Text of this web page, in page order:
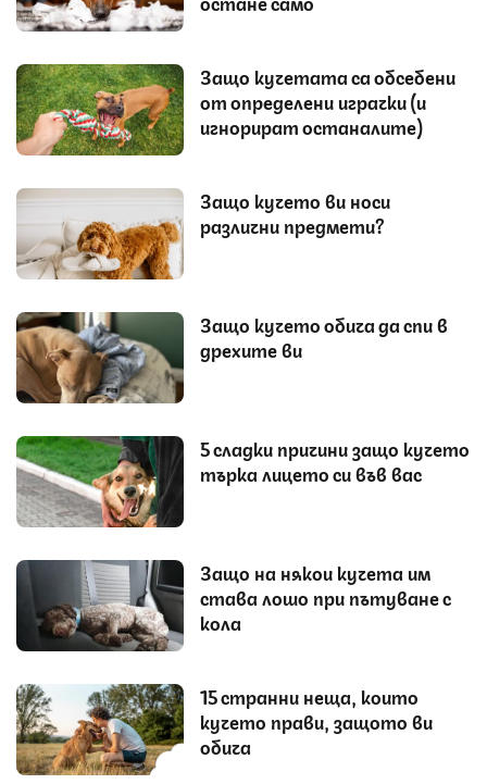
Защо кучетата са обсебени
от определени играчки (и
игнорират останалите)
Защо кучето ви носи
различни предмети?
Защо кучето обича да спи в
дрехите ви
5 сладки причини защо кучето
търка лицето си във вас
Защо на някои кучета им
става лошо при пътуване с
кола
15 странни неща, които
кучето прави, защото ви
обича